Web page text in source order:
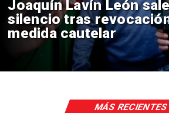
Chile y Venezuela
reinicio de relaciones
consulares
MÁS RECIENTES